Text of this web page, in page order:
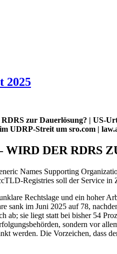
2025
zur Dauerlösung? | US-
UDRP-Streit um sro.com |
DER RDRS
Names Supporting
Registries soll der Service in
Rechtslage und ein hoher
sank im Juni 2025 auf 78,
ab; sie liegt statt bei bisher 54
sondern vor
werden. Die Vorzeichen, dass